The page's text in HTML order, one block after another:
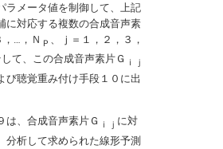
ラメータ値を制御して、上記
に対応する複数の合成音声素
，…，Ｎ Ｐ
、ｊ＝１，２，３，
て、この合成音声素片Ｇ ｉｊ
び聴覚重み付け手段１０に出
は、合成音声素片Ｇ ｉｊ に対
分析して求められた線形予測